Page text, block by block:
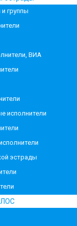
группы
ВИА
исполнители
эстрады